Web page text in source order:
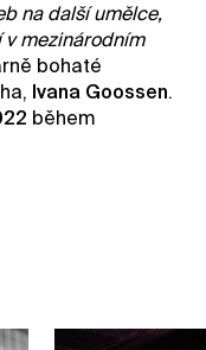
na další umělce,
v mezinárodním
bohaté
Ivana Goossen.
během